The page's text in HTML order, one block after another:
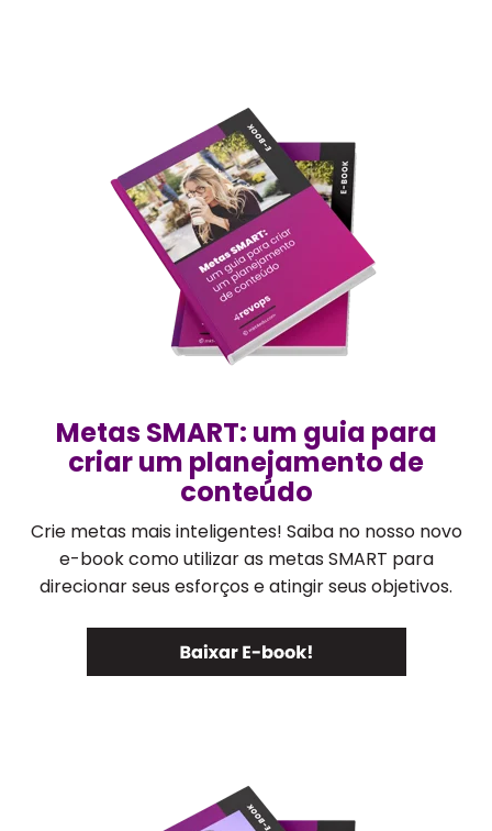
Metas SMART: um guia para
criar um planejamento de
conteúdo
Crie metas mais inteligentes! Saiba no nosso novo
e-book como utilizar as metas SMART para
direcionar seus esforços e atingir seus objetivos.